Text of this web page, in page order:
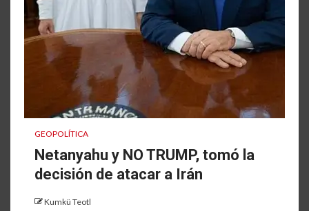
GEOPOLÍTICA
Netanyahu y NO TRUMP, tomó la
decisión de atacar a Irán
Kumkü Teotl